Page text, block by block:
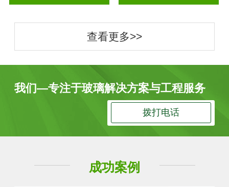
查看更多>>
我们—专注于玻璃解决方案与工程服务
拨打电话
成功案例